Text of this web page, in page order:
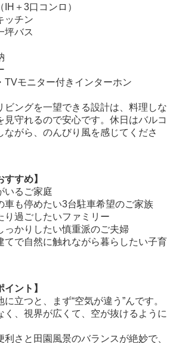
＋3口コンロ）
ッチン
坪バス
TVモニター付きインターホン
ビングを一望できる設計は、料理しな
見守れるので安心です。休日はバルコ
ながら、のんびり風を感じてくださ
すすめ】
いるご家庭
車も停めたい3台駐車希望のご家族
り過ごしたいファミリー
っかりしたい慎重派のご夫婦
てで自然に触れながら暮らしたい子育
ント】
立つと、まず“空気が違う”んです。
く、視界が広くて、空が抜けるように
さと田園風景のバランスが絶妙で、